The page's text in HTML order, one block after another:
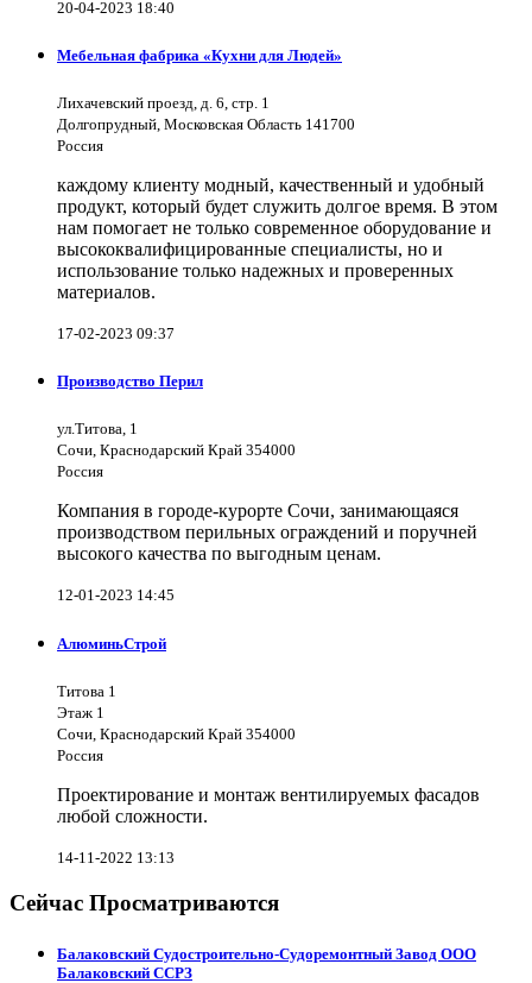
20-04-2023 18:40
Мебельная фабрика «Кухни для Людей»
Лихачевский проезд, д. 6, стр. 1
Долгопрудный, Московская Область 141700
Россия
каждому клиенту модный, качественный и удобный
продукт, который будет служить долгое время. В этом
нам помогает не только современное оборудование и
высококвалифицированные специалисты, но и
использование только надежных и проверенных
материалов.
17-02-2023 09:37
Производство Перил
ул.Титова, 1
Сочи, Краснодарский Край 354000
Россия
Компания в городе-курорте Сочи, занимающаяся
производством перильных ограждений и поручней
высокого качества по выгодным ценам.
12-01-2023 14:45
АлюминьСтрой
Титова 1
Этаж 1
Сочи, Краснодарский Край 354000
Россия
Проектирование и монтаж вентилируемых фасадов
любой сложности.
14-11-2022 13:13
Сейчас Просматриваются
Балаковский Судостроительно-Судоремонтный Завод ООО
Балаковский ССРЗ